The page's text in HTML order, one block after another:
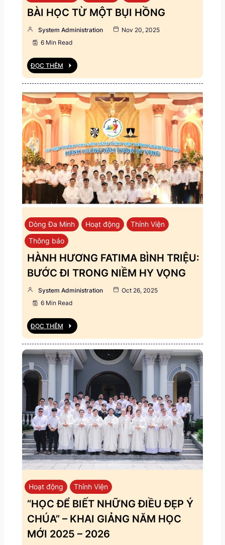
BÀI HỌC TỪ MỘT BỤI HỒNG
System Administration
Nov 20, 2025
6 Min Read
ĐỌC THÊM
Dòng Đa Minh Hoạt động
Thỉnh Viện
Thông báo
HÀNH HƯƠNG FATIMA BÌNH TRIỆU:
BƯỚC ĐI TRONG NIỀM HY VỌNG
System Administration
Oct 26, 2025
6 Min Read
ĐỌC THÊM
Hoạt động Thỉnh Viện
“HỌC ĐỂ BIẾT NHỮNG ĐIỀU ĐẸP Ý
CHÚA” – KHAI GIẢNG NĂM HỌC
MỚI 2025 – 2026